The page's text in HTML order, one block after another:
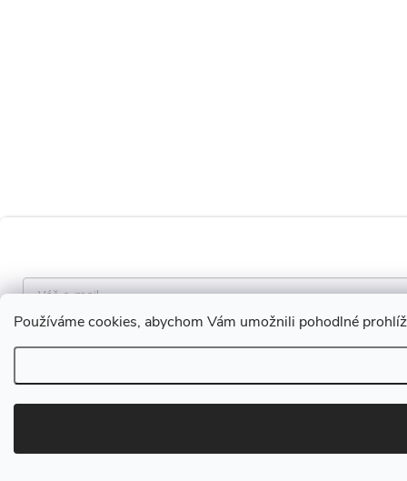
Používáme cookies, abychom Vám umožnili pohodlné